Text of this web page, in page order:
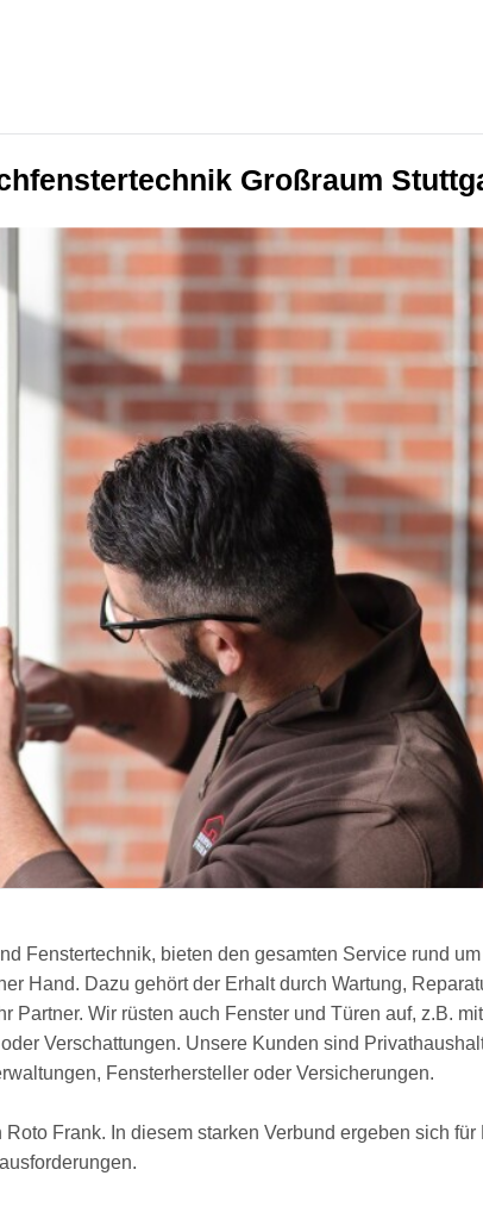
Großraum
Fenstertechnik, bieten den gesamten Service rund
Hand. Dazu gehört der Erhalt durch Wartung,
Partner. Wir rüsten auch Fenster und Türen auf, z.B. mit
Verschattungen. Unsere Kunden sind
Fensterhersteller oder Versicherungen.
Frank. In diesem starken Verbund ergeben sich für